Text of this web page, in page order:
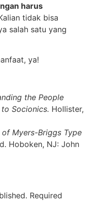
harus
tidak bisa
salah satu yang
ya!
the People
Socionics. Hollister,
of Myers-Briggs Type
Hoboken, NJ: John
Required